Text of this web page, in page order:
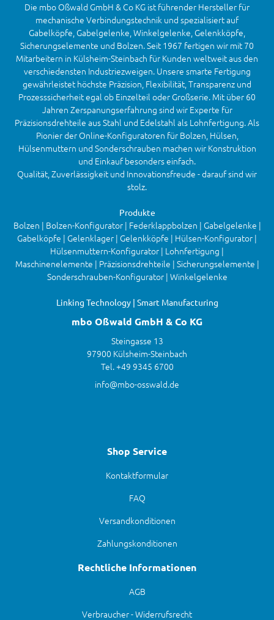
Die mbo Oßwald GmbH & Co KG ist führender Hersteller für
mechanische Verbindungstechnik und spezialisiert auf
Gabelköpfe, Gabelgelenke, Winkelgelenke, Gelenkköpfe,
Sicherungselemente und Bolzen. Seit 1967 fertigen wir mit 70
Mitarbeitern in Külsheim-Steinbach für Kunden weltweit aus den
verschiedensten Industriezweigen. Unsere smarte Fertigung
gewährleistet höchste Präzision, Flexibilität, Transparenz und
Prozesssicherheit egal ob Einzelteil oder Großserie. Mit über 60
Jahren Zerspanungserfahrung sind wir Experte für
Präzisionsdrehteile aus Stahl und Edelstahl als Lohnfertigung. Als
Pionier der Online-Konfiguratoren für Bolzen, Hülsen,
Hülsenmuttern und Sonderschrauben machen wir Konstruktion
und Einkauf besonders einfach.
Qualität, Zuverlässigkeit und Innovationsfreude - darauf sind wir
stolz.
Produkte
Bolzen | Bolzen-Konfigurator | Federklappbolzen | Gabelgelenke |
Gabelköpfe | Gelenklager | Gelenkköpfe | Hülsen-Konfigurator |
Hülsenmuttern-Konfigurator | Lohnfertigung |
Maschinenelemente | Präzisionsdrehteile | Sicherungselemente |
Sonderschrauben-Konfigurator | Winkelgelenke
Linking Technology | Smart Manufacturing
mbo Oßwald GmbH & Co KG
Steingasse 13
97900 Külsheim-Steinbach
Tel. +49 9345 6700
info@mbo-osswald.de
Shop Service
Kontaktformular
FAQ
Versandkonditionen
Zahlungskonditionen
Rechtliche Informationen
AGB
Verbraucher - Widerrufsrecht